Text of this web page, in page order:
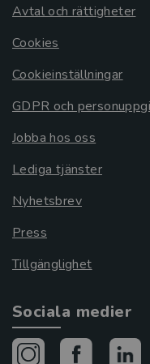
Avtal och rättigheter
Cookies
Cookieinställningar
GDPR och
Jobba hos oss
Lediga tjänster
Nyhetsbrev
Press
Tillgänglighet
Sociala medier